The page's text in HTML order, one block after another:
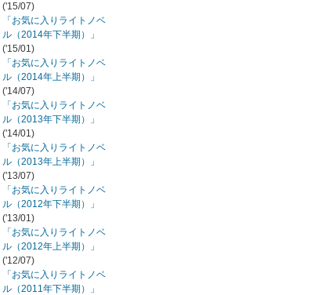
('15/07)
「お気に入りライトノベ
ル（2014年下半期）」
('15/01)
「お気に入りライトノベ
ル（2014年上半期）」
('14/07)
「お気に入りライトノベ
ル（2013年下半期）」
('14/01)
「お気に入りライトノベ
ル（2013年上半期）」
('13/07)
「お気に入りライトノベ
ル（2012年下半期）」
('13/01)
「お気に入りライトノベ
ル（2012年上半期）」
('12/07)
「お気に入りライトノベ
ル（2011年下半期）」